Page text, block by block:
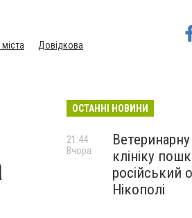
міста Довідкова
ОСТАННІ НОВИНИ
клініку
російський
Нікополі
21:44
Вчора